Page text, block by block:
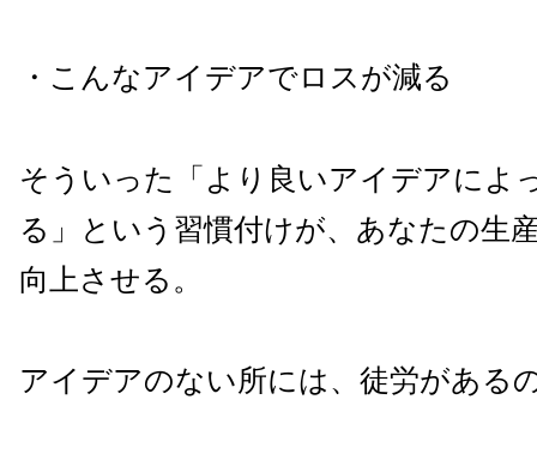
・こんなアイデアでロスが減る
そういった「より良いアイデアによ
る」という習慣付けが、あなたの生
向上させる。
アイデアのない所には、徒労がある